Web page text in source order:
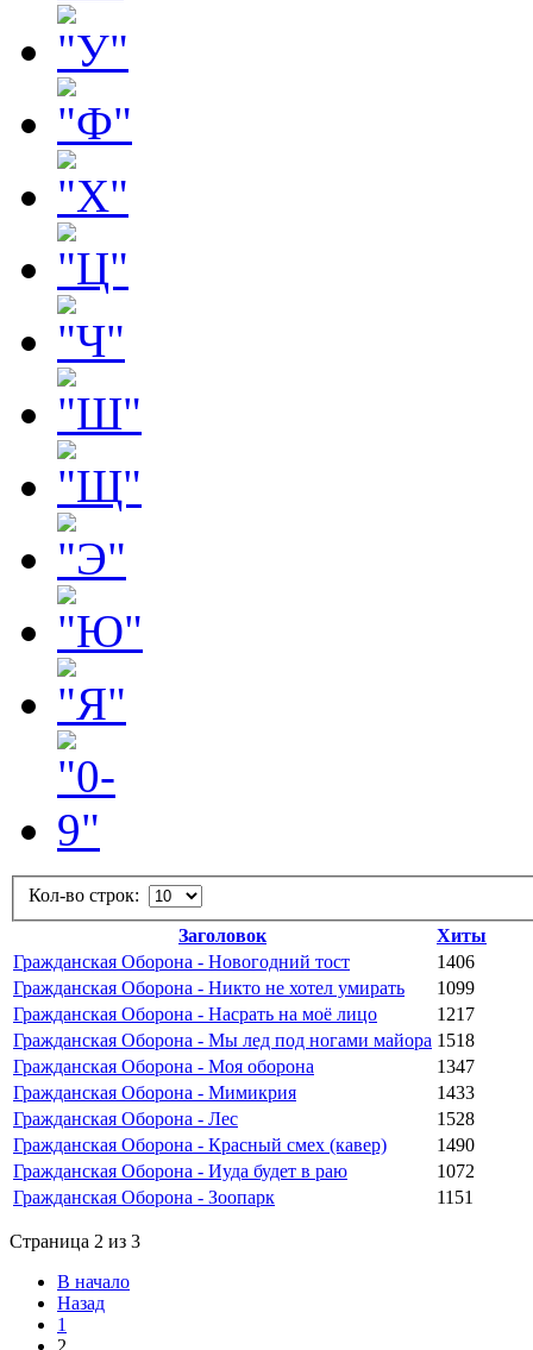
Кол-во строк:
Заголовок
Хиты
Гражданская Оборона - Новогодний тост
1406
Гражданская Оборона - Никто не хотел умирать
1099
Гражданская Оборона - Насрать на моё лицо
1217
Гражданская Оборона - Мы лед под ногами майора 1518
Гражданская Оборона - Моя оборона
1347
Гражданская Оборона - Мимикрия
1433
Гражданская Оборона - Лес
1528
Гражданская Оборона - Красный смех (кавер)
1490
Гражданская Оборона - Иуда будет в раю
1072
Гражданская Оборона - Зоопарк
1151
Страница 2 из 3
В начало
Назад
1
2